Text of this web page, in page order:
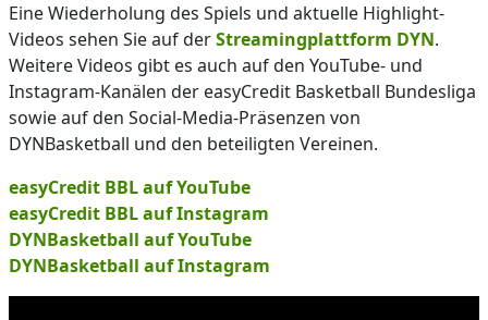
Eine Wiederholung des Spiels und aktuelle Highlight-
Videos sehen Sie auf derStreamingplattform DYN.
Weitere Videos gibt es auch auf den YouTube- und
Instagram-Kanälen der easyCredit Basketball Bundesliga
sowie auf den Social-Media-Präsenzen von
DYNBasketball und den beteiligten Vereinen.
easyCredit BBL auf YouTube
easyCredit BBL auf Instagram
DYNBasketball auf YouTube
DYNBasketball auf Instagram